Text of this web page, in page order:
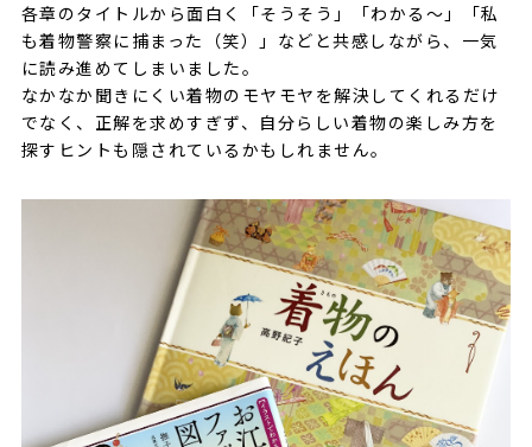
各章のタイトルから面白く「そうそう」「わかる〜」「私
も着物警察に捕まった（笑）」などと共感しながら、一気
に読み進めてしまいました。
なかなか聞きにくい着物のモヤモヤを解決してくれるだけ
でなく、正解を求めすぎず、自分らしい着物の楽しみ方を
探すヒントも隠されているかもしれません。